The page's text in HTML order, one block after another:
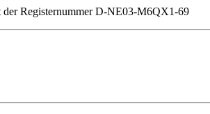
der Registernummer D-NE03-M6QX1-69